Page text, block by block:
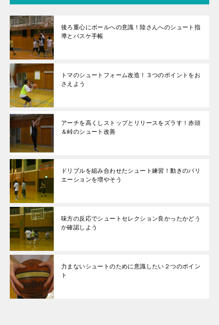
後ろ重心にボールへの意識！陸さんへのシュート指
導とバスケ手帳
トマのシュートフォーム改造！３つのポイントをお
さえよう
アーチを高くしストップとリリースをズラす！赤頭
＆峠のシュート改善
ドリブルを組み合わせたシュート練習！動きのバリ
エーションを増やそう
味方の反応でシュートセレクション良かったかどう
か確認しよう
力まないシュートのために意識したい２つのポイン
ト